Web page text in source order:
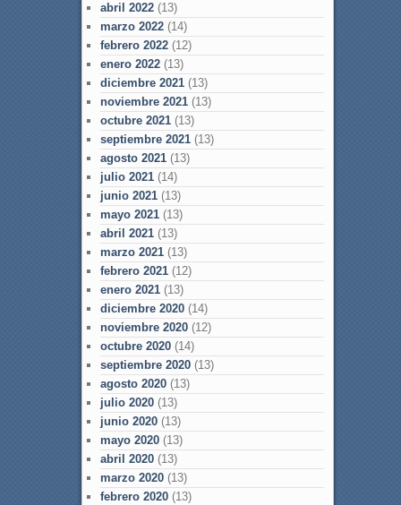
abril 2022(13)
marzo 2022(14)
febrero 2022(12)
enero 2022(13)
diciembre 2021(13)
noviembre 2021(13)
octubre 2021(13)
septiembre 2021(13)
agosto 2021(13)
julio 2021(14)
junio 2021(13)
mayo 2021(13)
abril 2021(13)
marzo 2021(13)
febrero 2021(12)
enero 2021(13)
diciembre 2020(14)
noviembre 2020(12)
octubre 2020(14)
septiembre 2020(13)
agosto 2020(13)
julio 2020(13)
junio 2020(13)
mayo 2020(13)
abril 2020(13)
marzo 2020(13)
febrero 2020(13)